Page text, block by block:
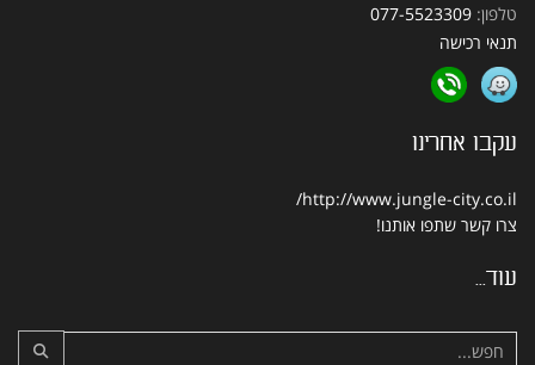
טלפון: 077-5523309
תנאי רכישה
עקבו אחרינו
http://www.jungle-city.co.il/
צרו קשר שתפו אותנו!
עוד...